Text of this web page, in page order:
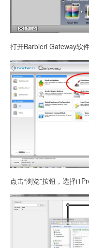
打开Barbieri Gateway软
点击“浏览”按钮，选择